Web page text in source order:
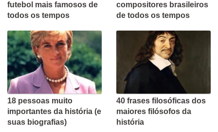
futebol mais famosos de
todos os tempos
compositores brasileiros
de todos os tempos
18 pessoas muito
importantes da história (e
suas biografias)
40 frases filosóficas dos
maiores filósofos da
história